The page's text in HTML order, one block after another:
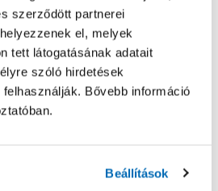
szerződött partnerei
el, melyek
tett látogatásának adatait
szóló hirdetések
Bővebb információ
Beállítások